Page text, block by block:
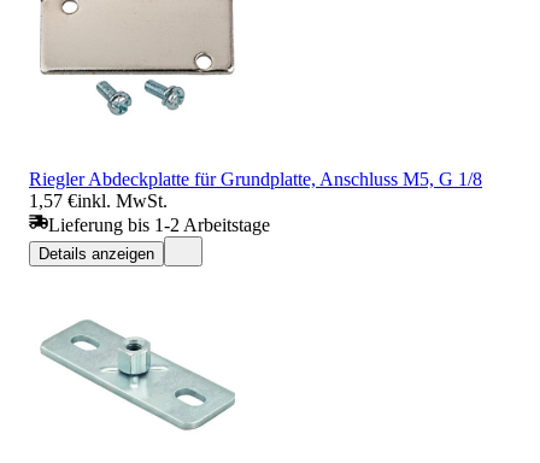
Riegler Abdeckplatte für Grundplatte, Anschluss M5, G 1/8
1,57 €inkl. MwSt.
Lieferung bis 1-2 Arbeitstage
Details anzeigen